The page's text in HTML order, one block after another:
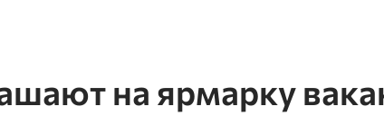
на ярмарку